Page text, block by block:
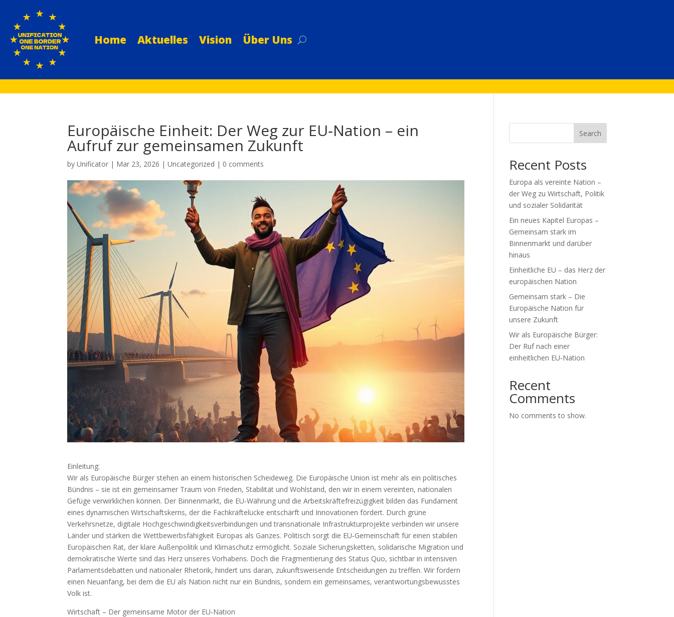
Home Aktuelles Vision Über Uns
Europäische Einheit: Der Weg zur EU‑Nation – ein
Aufruf zur gemeinsamen Zukunft
byUnificator | Mar 23, 2026 |Uncategorized | 0 comments
Einleitung:
Wir als Europäische Bürger stehen an einem historischen Scheideweg. Die Europäische Union ist mehr als ein politisches
Bündnis – sie ist ein gemeinsamer Traum von Frieden, Stabilität und Wohlstand, den wir in einem vereinten, nationalen
Gefüge verwirklichen können. Der Binnenmarkt, die EU‑Währung und die Arbeitskräftefreizügigkeit bilden das Fundament
eines dynamischen Wirtschaftskerns, der die Fachkräftelücke entschärft und Innovationen fördert. Durch grüne
Verkehrsnetze, digitale Hochgeschwindigkeitsverbindungen und transnationale Infrastrukturprojekte verbinden wir unsere
Länder und stärken die Wettbewerbsfähigkeit Europas als Ganzes. Politisch sorgt die EU‑Gemeinschaft für einen stabilen
Europäischen Rat, der klare Außenpolitik und Klimaschutz ermöglicht. Soziale Sicherungsketten, solidarische Migration und
demokratische Werte sind das Herz unseres Vorhabens. Doch die Fragmentierung des Status Quo, sichtbar in intensiven
Parlamentsdebatten und nationaler Rhetorik, hindert uns daran, zukunftsweisende Entscheidungen zu treffen. Wir fordern
einen Neuanfang, bei dem die EU als Nation nicht nur ein Bündnis, sondern ein gemeinsames, verantwortungsbewusstes
Volk ist.
Wirtschaft – Der gemeinsame Motor der EU‑Nation
Search
Recent Posts
Europa als vereinte Nation –
der Weg zu Wirtschaft, Politik
und sozialer Solidarität
Ein neues Kapitel Europas –
Gemeinsam stark im
Binnenmarkt und darüber
hinaus
Einheitliche EU – das Herz der
europäischen Nation
Gemeinsam stark – Die
Europäische Nation für
unsere Zukunft
Wir als Europäische Bürger:
Der Ruf nach einer
einheitlichen EU‑Nation
Recent
Comments
No comments to show.